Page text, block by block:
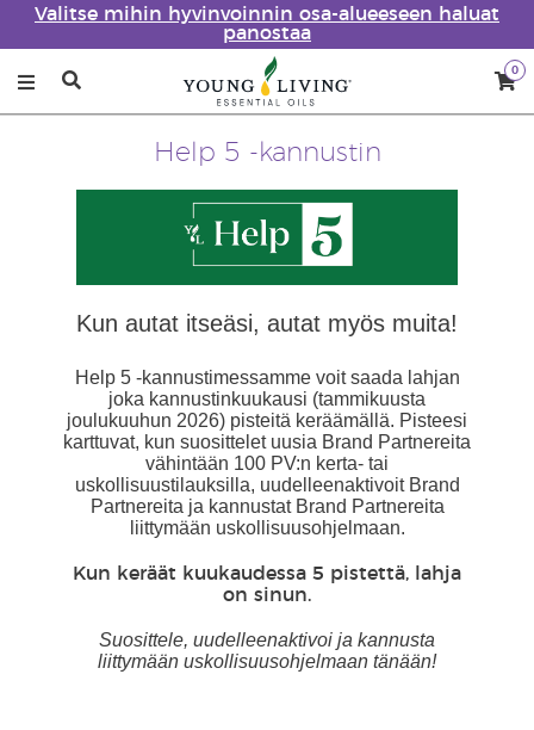
Valitse mihin hyvinvoinnin osa-alueeseen haluat
panostaa
0
Help 5 -kannustin
Kun autat itseäsi, autat myös muita!
Help 5 -kannustimessamme voit saada lahjan
joka kannustinkuukausi (tammikuusta
joulukuuhun 2026) pisteitä keräämällä. Pisteesi
karttuvat, kun suosittelet uusia Brand Partnereita
vähintään 100 PV:n kerta- tai
uskollisuustilauksilla, uudelleenaktivoit Brand
Partnereita ja kannustat Brand Partnereita
liittymään uskollisuusohjelmaan.
Kun keräät kuukaudessa 5 pistettä, lahja
on sinun.
Suosittele, uudelleenaktivoi ja kannusta
liittymään uskollisuusohjelmaan tänään!